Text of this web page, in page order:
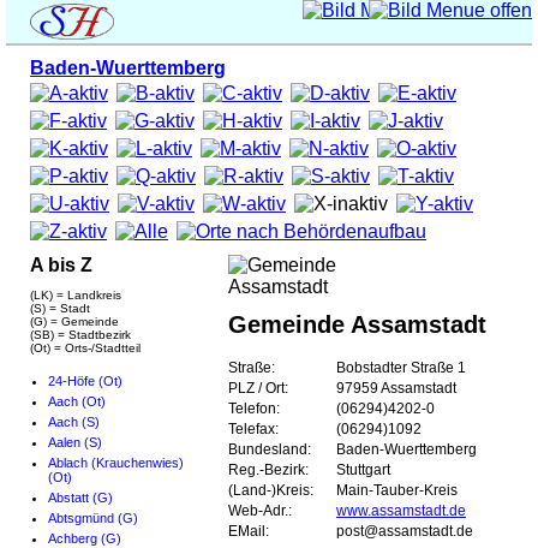
Baden-Wuerttemberg
A bis Z
(LK) = Landkreis
(S) = Stadt
(G) = Gemeinde
(SB) = Stadtbezirk
(Ot) = Orts-/Stadtteil
24-Höfe (Ot)
Aach (Ot)
Aach (S)
Aalen (S)
Ablach (Krauchenwies)
(Ot)
Abstatt (G)
Abtsgmünd (G)
Achberg (G)
Gemeinde Assamstadt
Straße:
Bobstadter Straße 1
PLZ / Ort:
97959 Assamstadt
Telefon:
(06294)4202-0
Telefax:
(06294)1092
Bundesland:
Baden-Wuerttemberg
Reg.-Bezirk:
Stuttgart
(Land-)Kreis:
Main-Tauber-Kreis
Web-Adr.:
www.assamstadt.de
EMail:
post@assamstadt.de